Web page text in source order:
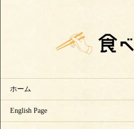
ホーム
English Page